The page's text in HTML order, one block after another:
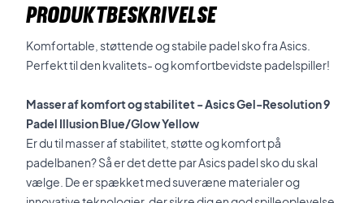
PRODUKTBESKRIVELSE
Komfortable, støttende og stabile padel sko fra Asics.
Perfekt til den kvalitets- og komfortbevidste padelspiller!
Masser af komfort og stabilitet - Asics Gel-Resolution 9
Padel Illusion Blue/Glow Yellow
Er du til masser af stabilitet, støtte og komfort på
padelbanen? Så er det dette par Asics padel sko du skal
vælge. De er spækket med suveræne materialer og